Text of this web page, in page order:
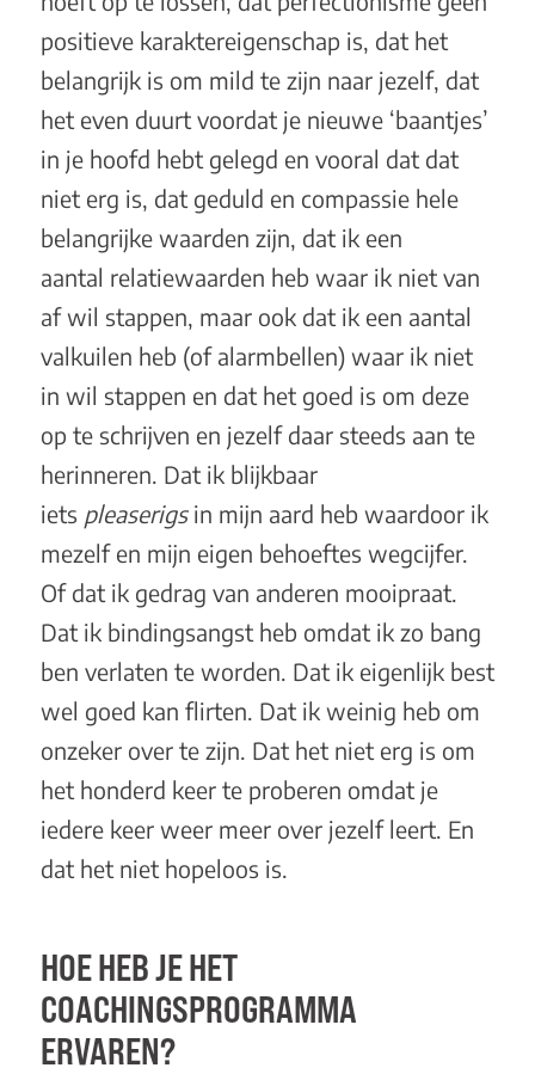
positieve karaktereigenschap is, dat het
belangrijk is om mild te zijn naar jezelf, dat
het even duurt voordat je nieuwe ‘baantjes’
in je hoofd hebt gelegd en vooral dat dat
niet erg is, dat geduld en compassie hele
belangrijke waarden zijn, dat ik een
aantal relatiewaarden heb waar ik niet van
af wil stappen, maar ook dat ik een aantal
valkuilen heb (of alarmbellen) waar ik niet
in wil stappen en dat het goed is om deze
op te schrijven en jezelf daar steeds aan te
herinneren. Dat ik blijkbaar
iets pleaserigs in mijn aard heb waardoor ik
mezelf en mijn eigen behoeftes wegcijfer.
Of dat ik gedrag van anderen mooipraat.
Dat ik bindingsangst heb omdat ik zo bang
ben verlaten te worden. Dat ik eigenlijk best
wel goed kan flirten. Dat ik weinig heb om
onzeker over te zijn. Dat het niet erg is om
het honderd keer te proberen omdat je
iedere keer weer meer over jezelf leert. En
dat het niet hopeloos is.
HOE HEB JE HET
COACHINGSPROGRAMMA
ERVAREN?